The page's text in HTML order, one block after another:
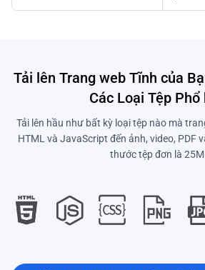
Tải lên Trang web Tĩnh của
Các Loại Tệp Phổ
Tải lên hầu như bất kỳ loại tệp nào mà
HTML và JavaScript đến ảnh, video, PDF
thước tệp đơn là